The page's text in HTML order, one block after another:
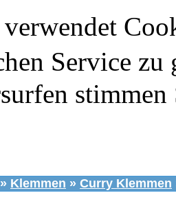
Service zu
stimmen
» Klemmen » Curry Klemmen